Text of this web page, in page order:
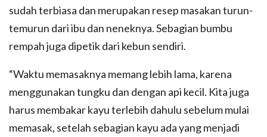
sudah terbiasa dan merupakan resep masakan turun-
temurun dari ibu dan neneknya. Sebagian bumbu
rempah juga dipetik dari kebun sendiri.
“Waktu memasaknya memang lebih lama, karena
menggunakan tungku dan dengan api kecil. Kita juga
harus membakar kayu terlebih dahulu sebelum mulai
memasak, setelah sebagian kayu ada yang menjadi